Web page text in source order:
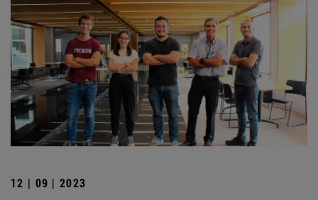
12 | 09 | 2023